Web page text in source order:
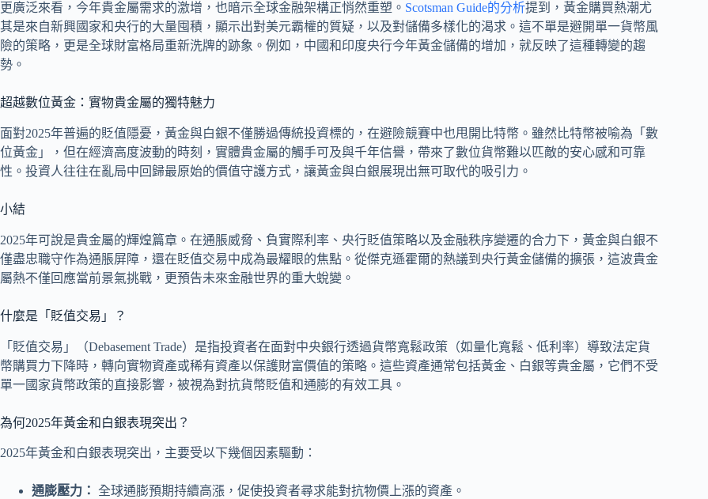
更廣泛來看，今年貴金屬需求的激增，也暗示全球金融架構正悄然重塑。 Scotsman Guide的分析提到，黃金購買熱潮尤
其是來自新興國家和央行的大量囤積，顯示出對美元霸權的質疑，以及對儲備多樣化的渴求。這不單是避開單一貨幣風
險的策略，更是全球財富格局重新洗牌的跡象。例如，中國和印度央行今年黃金儲備的增加，就反映了這種轉變的趨
勢。
超越數位黃金：實物貴金屬的獨特魅力
面對2025年普遍的貶值隱憂，黃金與白銀不僅勝過傳統投資標的，在避險競賽中也甩開比特幣。雖然比特幣被喻為「數
位黃金」，但在經濟高度波動的時刻，實體貴金屬的觸手可及與千年信譽，帶來了數位貨幣難以匹敵的安心感和可靠
性。投資人往往在亂局中回歸最原始的價值守護方式，讓黃金與白銀展現出無可取代的吸引力。
小結
2025年可說是貴金屬的輝煌篇章。在通脹威脅、負實際利率、央行貶值策略以及金融秩序變遷的合力下，黃金與白銀不
僅盡忠職守作為通脹屏障，還在貶值交易中成為最耀眼的焦點。從傑克遜霍爾的熱議到央行黃金儲備的擴張，這波貴金
屬熱不僅回應當前景氣挑戰，更預告未來金融世界的重大蛻變。
什麼是「貶值交易」？
「貶值交易」（Debasement Trade）是指投資者在面對中央銀行透過貨幣寬鬆政策（如量化寬鬆、低利率）導致法定貨
幣購買力下降時，轉向實物資產或稀有資產以保護財富價值的策略。這些資產通常包括黃金、白銀等貴金屬，它們不受
單一國家貨幣政策的直接影響，被視為對抗貨幣貶值和通膨的有效工具。
為何2025年黃金和白銀表現突出？
2025年黃金和白銀表現突出，主要受以下幾個因素驅動：
通膨壓力： 全球通膨預期持續高漲，促使投資者尋求能對抗物價上漲的資產。